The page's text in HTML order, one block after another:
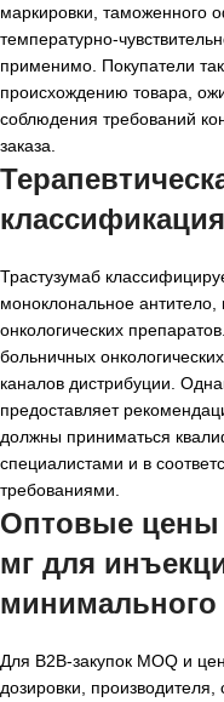
маркировки, таможенного
температурно-
применимо. Покупатели
происхождению товара,
соблюдения требований
заказа.
Трастузумаб
моноклональное антитело,
онкологических
больничных
каналов дистрибуции.
предоставляет
должны приниматься
специалистами и в
требованиями.
Оптовые цены
мг для
минимального
Для B2B-закупок MOQ и
дозировки,